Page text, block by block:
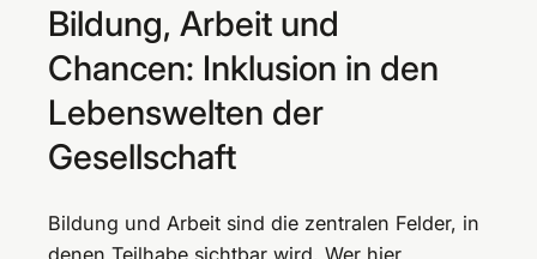
Bildung, Arbeit und
Chancen: Inklusion in den
Lebenswelten der
Gesellschaft
Bildung und Arbeit sind die zentralen Felder, in
denen Teilhabe sichtbar wird. Wer hier